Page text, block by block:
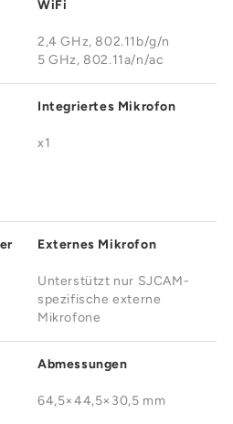
WiFi
2,4 GHz, 802.11b/g/n
5 GHz, 802.11a/n/ac
Integriertes Mikrofon
x1
Externes Mikrofon
Unterstützt nur SJCAM-
spezifische externe
Mikrofone
Abmessungen
64,5×44,5×30,5 mm